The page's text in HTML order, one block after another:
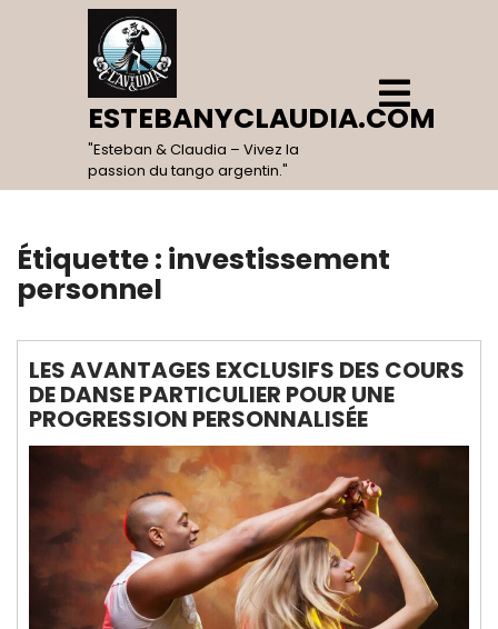
ESTEBANYCLAUDIA.COM
"Esteban & Claudia – Vivez la
passion du tango argentin."
Open
Menu
Étiquette : investissement
personnel
LES AVANTAGES EXCLUSIFS DES COURS
DE DANSE PARTICULIER POUR UNE
PROGRESSION PERSONNALISÉE